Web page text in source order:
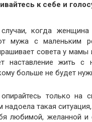
к себе и
случаи, когда
мужа с маленьким
совета у мамы
наставление жить
больше не будет
только на
надоела такая
любимой, желанной и